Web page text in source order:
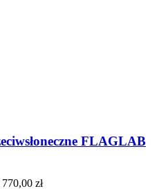
FLAGLAB
770,00 zł